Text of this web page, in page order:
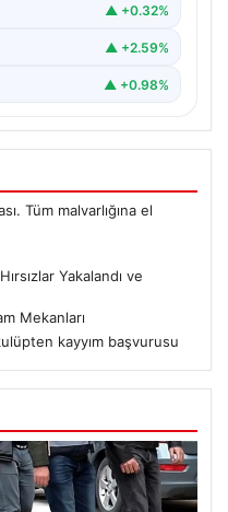
▲ +0.32%
▲ +2.59%
▲ +0.98%
Tüm malvarlığına el
Yakalandı ve
Mekanları
kayyım başvurusu